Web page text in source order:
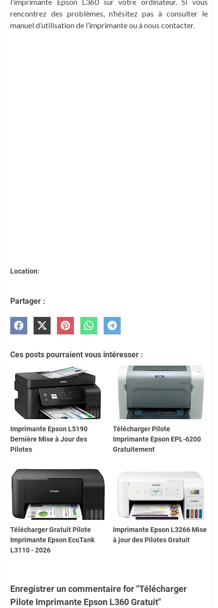
rencontrez des problèmes, n’hésitez pas à consulter le
manuel d’utilisation de l’imprimante ou à nous contacter.
Location:
Partager :
Ces posts pourraient vous intéresser :
Imprimante Epson L5190
Dernière Mise à Jour des
Pilotes
Télécharger Pilote
Imprimante Epson EPL-6200
Gratuitement
Télécharger Gratuit Pilote
Imprimante Epson EcoTank
L3110 - 2026
Imprimante Epson L3266 Mise
à jour des Pilotes Gratuit
Enregistrer un commentaire for "Télécharger
Pilote Imprimante Epson L360 Gratuit"